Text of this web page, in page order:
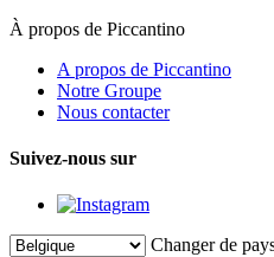
À propos de Piccantino
A propos de Piccantino
Notre Groupe
Nous contacter
Suivez-nous sur
Changer de